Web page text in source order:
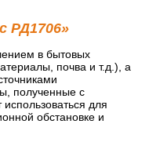
РД1706»
в бытовых
почва и т.д.), а
полученные с
для
обстановке и